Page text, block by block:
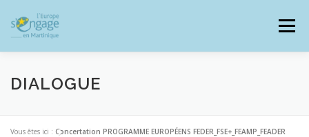
contenu
Menu
PROGRAMMES J’AI UN PROJET
DIALOGUE
Vous êtes ici : Concertation PROGRAMME EUROPÉENS FEDER_FSE+_FEAMP_FEADER